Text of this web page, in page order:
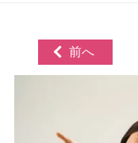
前へ